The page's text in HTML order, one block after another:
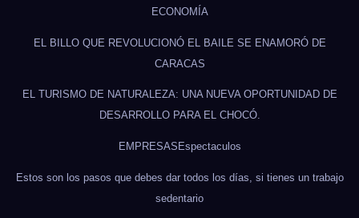
ECONOMÍA
EL BILLO QUE REVOLUCIONÓ EL BAILE SE ENAMORÓ DE
CARACAS
EL TURISMO DE NATURALEZA: UNA NUEVA OPORTUNIDAD DE
DESARROLLO PARA EL CHOCÓ.
EMPRESAS Espectaculos
Estos son los pasos que debes dar todos los días, si tienes un trabajo
sedentario